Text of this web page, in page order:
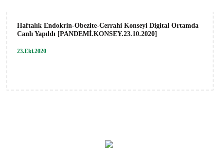
Haftalık Endokrin-Obezite-Cerrahi Konseyi Digital Ortamda
Canlı Yapıldı [PANDEMİ.KONSEY.23.10.2020]
23.Eki.2020